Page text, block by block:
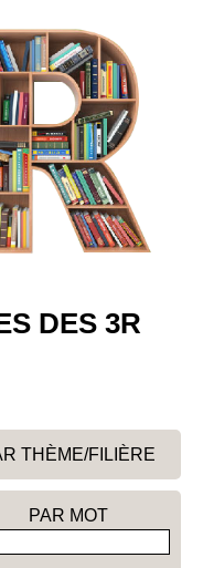
DES 3R
THÈME/FILIÈRE
PAR MOT